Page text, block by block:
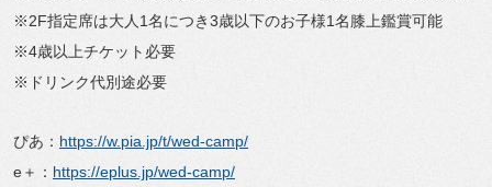
※2F指定席は大人1名につき3歳以下のお子様1名膝上鑑賞可能
※4歳以上チケット必要
※ドリンク代別途必要
ぴあ： https://w.pia.jp/t/wed-camp/
e＋： https://eplus.jp/wed-camp/